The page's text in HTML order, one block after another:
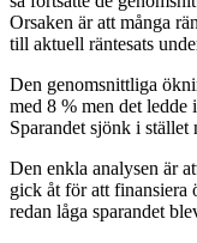
Orsaken är att många
till aktuell räntesats
Den genomsnittliga
med 8 % men det ledde
Sparandet sjönk i stället
Den enkla analysen är
gick åt för att finansiera
redan låga sparandet